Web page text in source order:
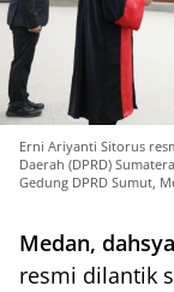
Erni Ariyanti Sitorus
Daerah (DPRD)
Gedung DPRD Sumut,
Medan,
resmi dilantik